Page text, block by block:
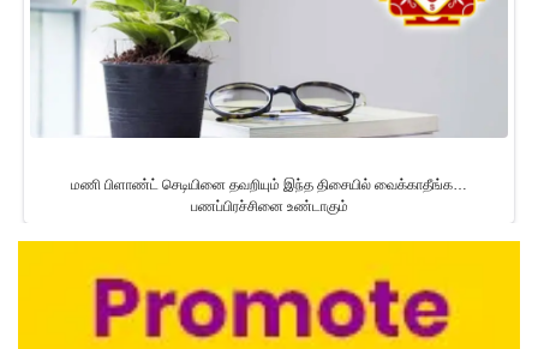
மணி பிளாண்ட் செடியினை தவறியும் இந்த திசையில் வைக்காதீங்க…
பணப்பிரச்சினை உண்டாகும்